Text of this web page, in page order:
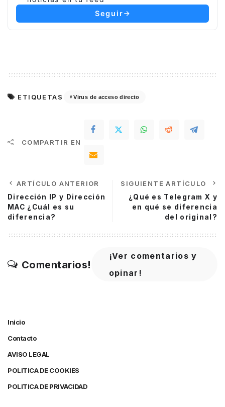
Seguir
ETIQUETAS Virus de acceso directo
COMPARTIR EN
ARTÍCULO ANTERIOR
Dirección IP y Dirección
MAC ¿Cuál es su
diferencia?
SIGUIENTE ARTÍCULO
¿Qué es Telegram X y
en qué se diferencia
del original?
Comentarios!
¡Ver comentarios y
opinar!
Inicio
Contacto
AVISO LEGAL
POLITICA DE COOKIES
POLITICA DE PRIVACIDAD